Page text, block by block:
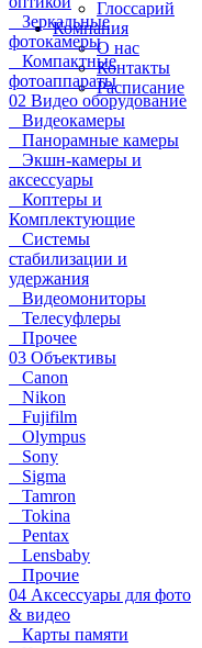
Глоссарий
Компания
О нас
Контакты
Расписание
Зеркальные
фотокамеры
Компактные
фотоаппараты
02 Видео оборудование
Видеокамеры
Панорамные камеры
Экшн-камеры и
аксессуары
Коптеры и
Комплектующие
Системы
стабилизации и
удержания
Видеомониторы
Телесуфлеры
Прочее
03 Объективы
Canon
Nikon
Fujifilm
Olympus
Sony
Sigma
Tamron
Tokina
Pentax
Lensbaby
Прочие
04 Аксессуары для фото
& видео
Карты памяти